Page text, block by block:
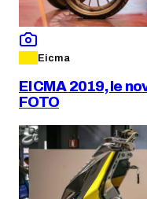
Eicma
EICMA 2019, le
FOTO